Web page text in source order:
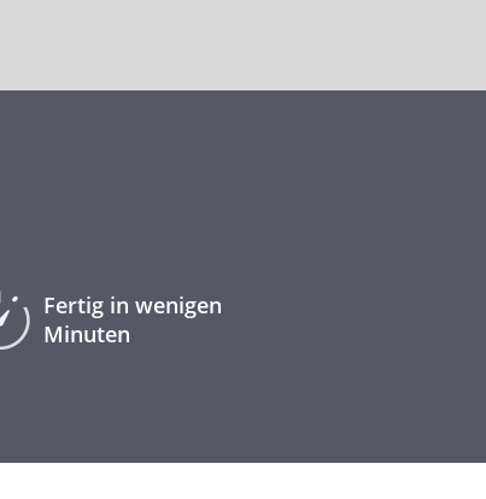
Fertig in wenigen
Minuten